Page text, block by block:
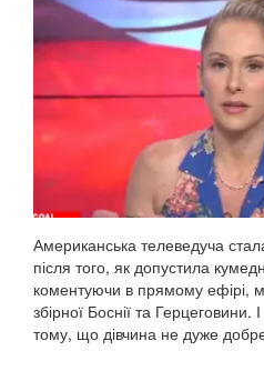
Американська телеведуча
після того, як допустила
коментуючи в прямому ефірі,
збірної Боснії та Герцеговини.
тому, що дівчина не дуже